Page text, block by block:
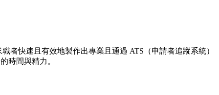
者快速且有效地製作出專業且通過 ATS（申請者追蹤系統）
時間與精力。